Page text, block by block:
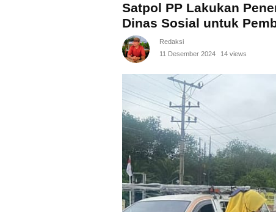
Satpol PP Lakukan
Dinas Sosial untuk
Redaksi
11 Desember 2024
14 views